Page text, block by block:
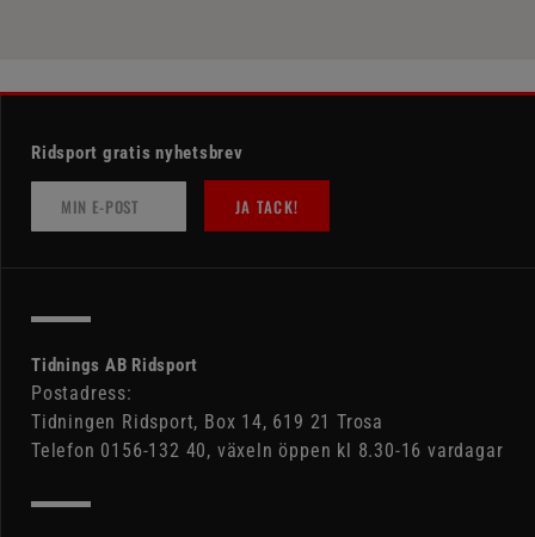
Ridsport gratis nyhetsbrev
JA TACK!
Tidnings AB Ridsport
Postadress:
Tidningen Ridsport, Box 14, 619 21 Trosa
Telefon 0156-132 40, växeln öppen kl 8.30-16 vardagar